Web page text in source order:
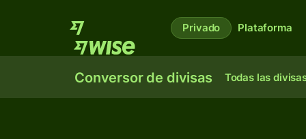
Privado Plataforma
Conversor de divisas Todas las